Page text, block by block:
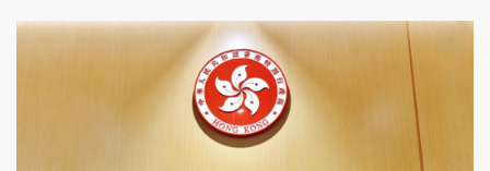
聯絡我們 版權及免責聲明